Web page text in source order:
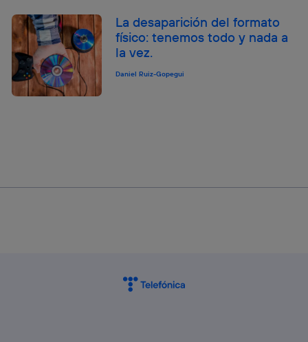
La desaparición del formato
físico: tenemos todo y nada a
la vez.
Daniel Ruiz-Gopegui